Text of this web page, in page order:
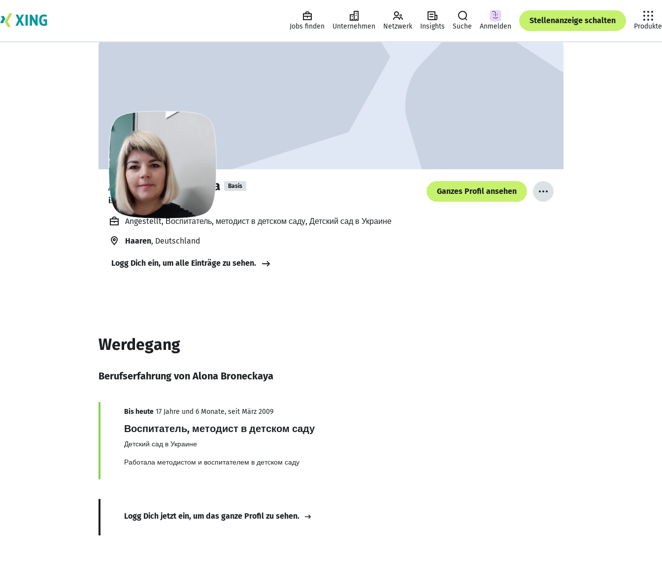
Jobs finden Unternehmen Netzwerk Insights Suche Anmelden
Stellenanzeige schalten
Produkte
Alona Broneckaya Basis
is researching.
Ganzes Profil ansehen
Angestellt, Воспитатель, методист в детском саду, Детский сад в Украине
Haaren, Deutschland
Logg Dich ein, um alle Einträge zu sehen.
Werdegang
Berufserfahrung von Alona Broneckaya
Bis heute 17 Jahre und 6 Monate, seit März 2009
Воспитатель, методист в детском саду
Детский сад в Украине
Работала методистом и воспитателем в детском саду
Logg Dich jetzt ein, um das ganze Profil zu sehen.